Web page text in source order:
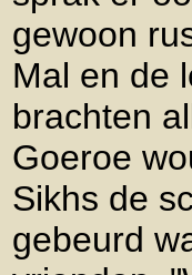
gewoon
Mal en de
brachten
Goeroe
Sikhs de
gebeurd